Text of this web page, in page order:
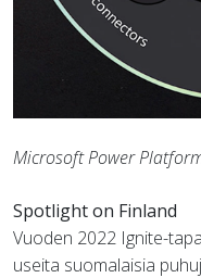
Microsoft Power
Spotlight on Finland
Vuoden 2022 Ignite-
useita suomalaisia